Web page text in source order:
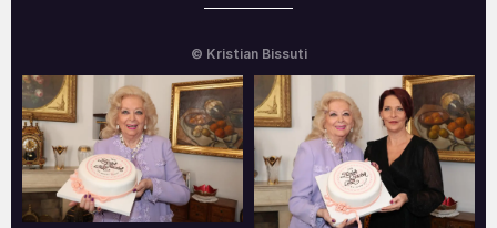
© Kristian Bissuti